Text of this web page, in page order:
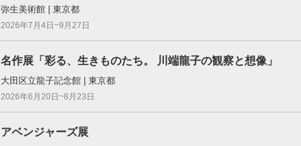
弥生美術館 | 東京都
2026年7月4日~9月27日
名作展「彩る、生きものたち。 川端龍子の観察と想像」
大田区立龍子記念館 | 東京都
2026年6月20日~8月23日
アベンジャーズ展